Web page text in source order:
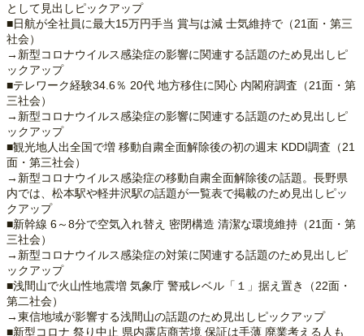
として見出しピックアップ
■日航が全社員に最大15万円手当 賞与は減 士気維持で（21面・第三
社会）
→新型コロナウイルス感染症の影響に関連する話題のため見出しピ
ックアップ
■テレワーク経験34.6％ 20代 地方移住に関心 内閣府調査（21面・第
三社会）
→新型コロナウイルス感染症の影響に関連する話題のため見出しピ
ックアップ
■観光地人出全国で増 移動自粛全面解除後の初の週末 KDDI調査（21
面・第三社会）
→新型コロナウイルス感染症の移動自粛全面解除後の話題。長野県
内では、松本駅や軽井沢駅の話題が一覧表で掲載のため見出しピッ
クアップ
■新幹線 6～8分で空気入れ替え 密閉構造 清潔な環境維持（21面・第
三社会）
→新型コロナウイルス感染症の対策に関連する話題のため見出しピ
ックアップ
■浅間山で火山性地震増 気象庁 警戒レベル「１」据え置き（22面・
第二社会）
→東信地域が影響する浅間山の話題のため見出しピックアップ
■新型コロナ 祭り中止 県内露店商苦境 保証は手薄 廃業考える人も